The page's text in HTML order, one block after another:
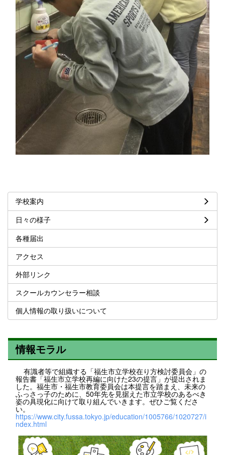
学校案内
日々の様子
各種届出
アクセス
外部リンク
スクールカウンセラー相談
個人情報の取り扱いについて
情報モラル
有識者等で組織する「福生市立学校在り方検討委員会」の
報告書「福生市立学校再編に向けた23の提言」が提出されま
した。福生市・福生市教育委員会は本提言を踏まえ、未来の
ふっさっ子のために、50年先を見据えた市立学校のあるべき
姿の具現化に向けて取り組んでいきます。ぜひご覧くださ
い。
https://www.city.fussa.tokyo.jp/education/1005766/1020727/i
ndex.html